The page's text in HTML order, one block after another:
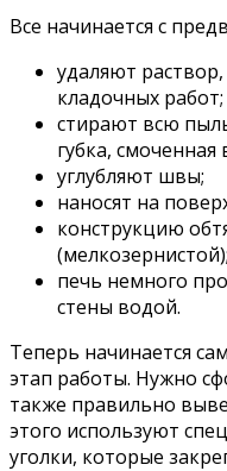
Все начинается с
удаляют
кладочных работ;
стирают всю
губка, смоченная
углубляют швы;
наносят на
конструкцию
(мелкозернистой);
печь немного
стены водой.
Теперь начинается
этап работы. Нужно
также правильно
этого используют
уголки, которые